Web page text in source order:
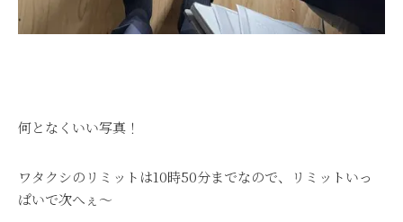
何となくいい写真！
ワタクシのリミットは10時50分までなので、リミットいっ
ぱいで次へぇ～